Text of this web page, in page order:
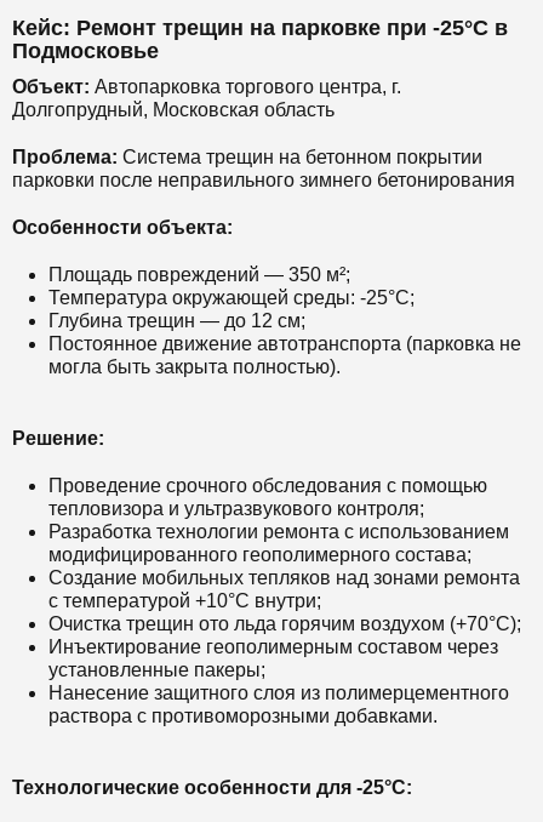
Кейс: Ремонт трещин на парковке при -25°C в
Подмосковье
Объект: Автопарковка торгового центра, г.
Долгопрудный, Московская область
Проблема: Система трещин на бетонном покрытии
парковки после неправильного зимнего бетонирования
Особенности объекта:
Площадь повреждений — 350 м²;
Температура окружающей среды: -25°C;
Глубина трещин — до 12 см;
Постоянное движение автотранспорта (парковка не
могла быть закрыта полностью).
Решение:
Проведение срочного обследования с помощью
тепловизора и ультразвукового контроля;
Разработка технологии ремонта с использованием
модифицированного геополимерного состава;
Создание мобильных тепляков над зонами ремонта
с температурой +10°C внутри;
Очистка трещин ото льда горячим воздухом (+70°C);
Инъектирование геополимерным составом через
установленные пакеры;
Нанесение защитного слоя из полимерцементного
раствора с противоморозными добавками.
Технологические особенности для -25°C: